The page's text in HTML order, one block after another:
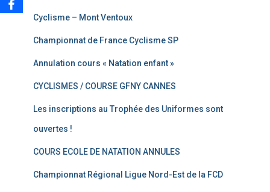
Cyclisme – Mont Ventoux
Championnat de France Cyclisme SP
Annulation cours « Natation enfant »
CYCLISMES / COURSE GFNY CANNES
Les inscriptions au Trophée des Uniformes sont
ouvertes !
COURS ECOLE DE NATATION ANNULES
Championnat Régional Ligue Nord-Est de la FCD